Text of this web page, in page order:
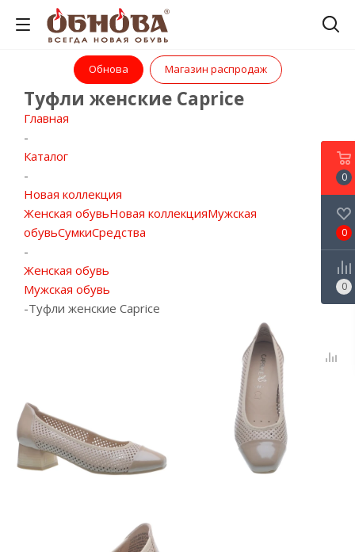
Обнова Магазин распродаж
Туфли женские Caprice
Главная
-
Каталог
-
Новая коллекция
Женская обувьНовая коллекцияМужская
обувьСумкиСредства
-
Женская обувь
Мужская обувь
-Туфли женские Caprice
0
0
0